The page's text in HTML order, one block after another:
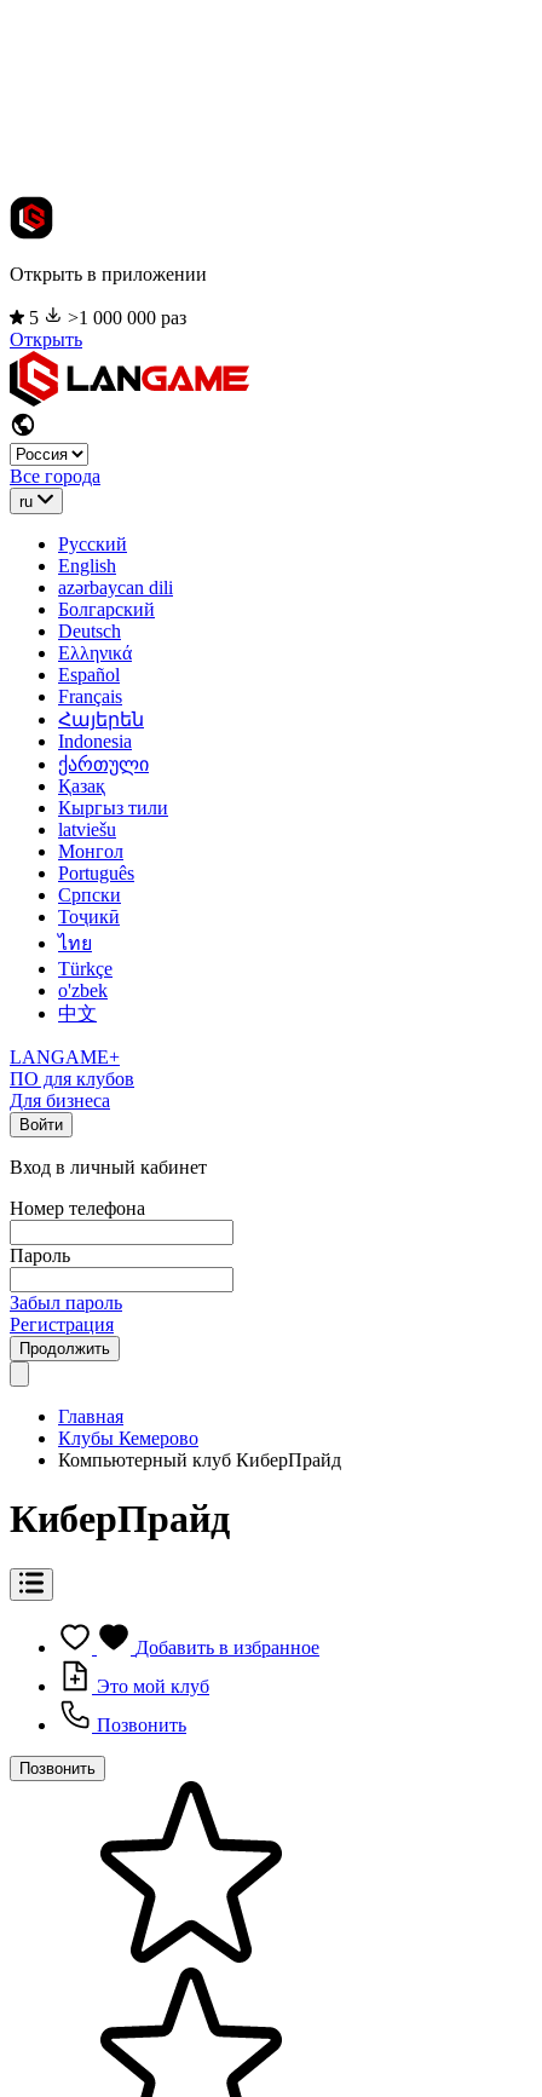
Открыть в приложении
5
>1 000 000 раз
Открыть
Все города
ru
Русский
English
azərbaycan dili
Болгарский
Deutsch
Ελληνικά
Español
Français
Հայերեն
Indonesia
ქართული
Қазақ
Кыргыз тили
latviešu
Монгол
Português
Српски
Тоҷикӣ
ไทย
Türkçe
o'zbek
中文
LANGAME+
ПО для клубов
Для бизнеса
Войти
Вход в личный кабинет
Номер телефона
Пароль
Забыл пароль
Регистрация
Продолжить
Главная
Клубы Кемерово
Компьютерный клуб КиберПрайд
КиберПрайд
Добавить в избранное
Это мой клуб
Позвонить
Позвонить